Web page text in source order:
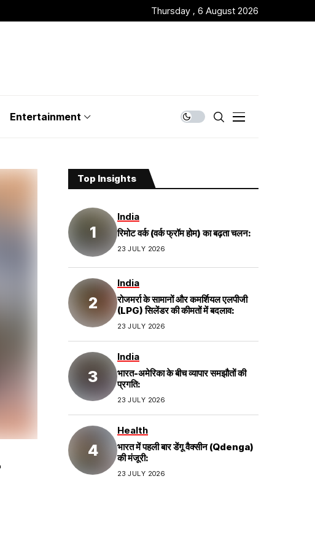
Thursday , 6 August 2026
Entertainment
Top Insights
India
रिमोट वर्क (वर्क फ्रॉम होम) का बढ़ता चलन:
23 JULY 2026
India
रोजमर्रा के सामानों और कमर्शियल एलपीजी
(LPG) सिलेंडर की कीमतों में बदलाव:
23 JULY 2026
India
भारत-अमेरिका के बीच व्यापार समझौतों की
प्रगति:
23 JULY 2026
Health
भारत में पहली बार डेंगू वैक्सीन (Qdenga)
की मंजूरी:
23 JULY 2026